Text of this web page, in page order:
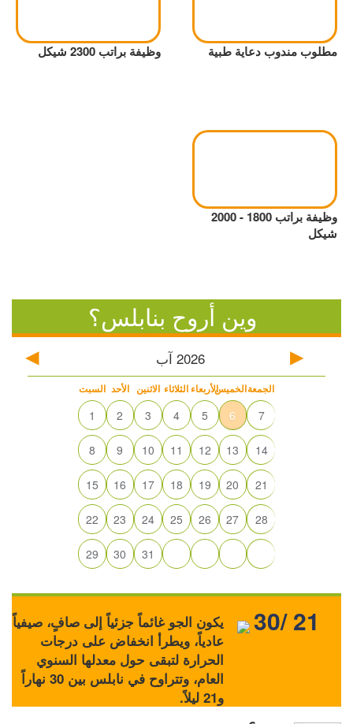
مطلوب مندوب دعاية طبية وظيفة براتب 2300 شيكل
وظيفة براتب 1800 - 2000
شيكل
وين أروح بنابلس؟
2026 آب
السبت الأحد الاثنين الثلاثاء الأربعاءالخميسالجمعة
1 2 3 4 5 6 7
8 9 10 11 12 13 14
15 16 17 18 19 20 21
22 23 24 25 26 27 28
29 30 31
يكون الجو غائماً جزئياً إلى صافٍ، صيفياً
عادياً، ويطرأ انخفاض على درجات
الحرارة لتبقى حول معدلها السنوي
العام، وتتراوح في نابلس بين 30 نهاراً
و21 ليلاً.
30/ 21